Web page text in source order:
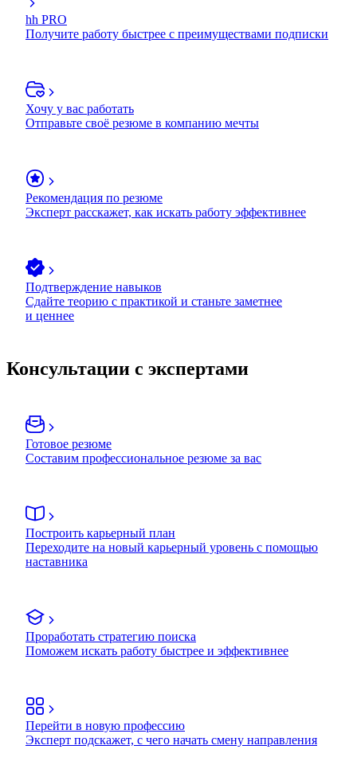
hh PRO
Получите работу быстрее с преимуществами подписки
Хочу у вас работать
Отправьте своё резюме в компанию мечты
Рекомендация по резюме
Эксперт расскажет, как искать работу эффективнее
Подтверждение навыков
Сдайте теорию с практикой и станьте заметнее
и ценнее
Консультации с экспертами
Готовое резюме
Составим профессиональное резюме за вас
Построить карьерный план
Переходите на новый карьерный уровень с помощью
наставника
Проработать стратегию поиска
Поможем искать работу быстрее и эффективнее
Перейти в новую профессию
Эксперт подскажет, с чего начать смену направления